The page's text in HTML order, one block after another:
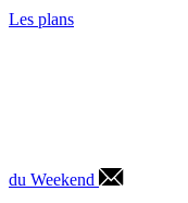
Les plans
du Weekend